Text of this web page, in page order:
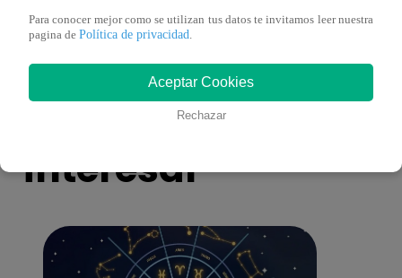
También te puede
interesar
Para conocer mejor como se utilizan tus datos te invitamos leer nuestra
pagina de Política de privacidad
Aceptar Cookies
Rechazar